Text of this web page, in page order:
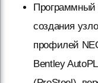
создания
профилей
Bentley